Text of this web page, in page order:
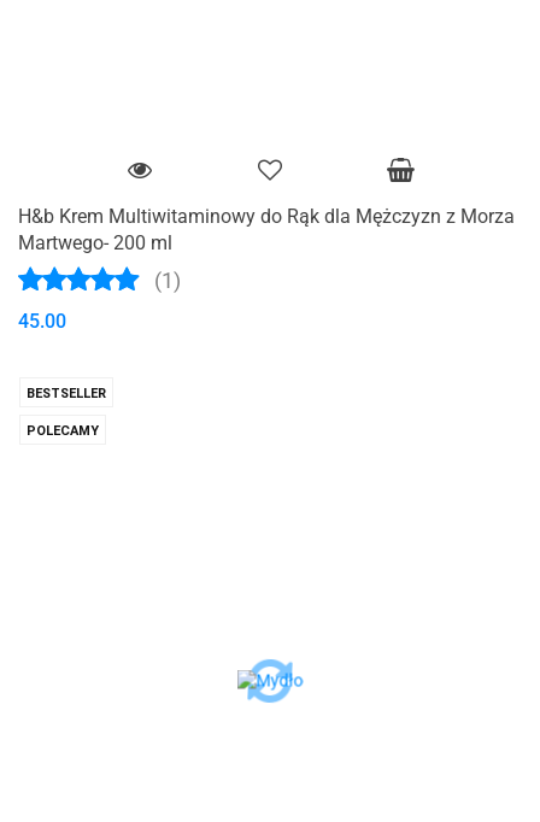
H&b Krem Multiwitaminowy do Rąk dla Mężczyzn z Morza
Martwego- 200 ml
(1)
45.00
BESTSELLER
POLECAMY